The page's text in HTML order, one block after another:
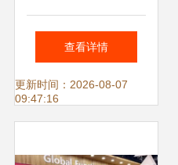
院举行2025年“心
粮宠物”企业奖学
查看详情
更新时间：2026-08-07
09:47:16